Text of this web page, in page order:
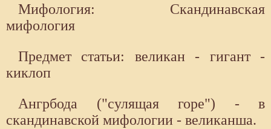
Мифология: Скандинавская
мифология
Предмет статьи: великан - гигант -
киклоп
Ангрбода ("сулящая горе") - в
скандинавской мифологии - великанша.